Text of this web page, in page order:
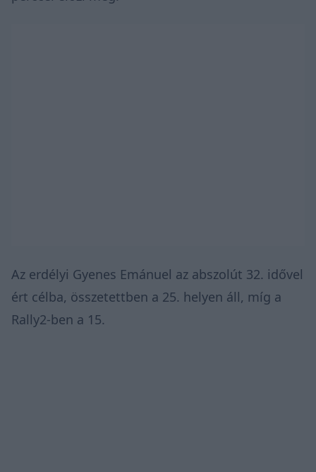
Az erdélyi Gyenes Emánuel az abszolút 32. idővel
ért célba, összetettben a 25. helyen áll, míg a
Rally2-ben a 15.